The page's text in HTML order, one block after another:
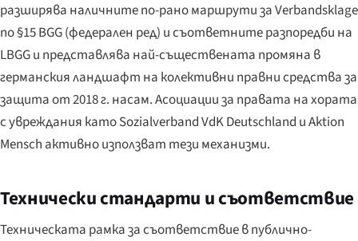
разширява наличните по-рано маршрути заVerbandsklage
по §15 BGG (федерален ред) и съответните разпоредби на
LBGG и представлява най-съществената промяна в
германския ландшафт на колективни правни средства за
защита от 2018 г. насам. Асоциации за правата на хората
с увреждания катоSozialverband VdK Deutschland иAktion
Mensch активно използват тези механизми.
Технически стандарти и съответствие
Техническата рамка за съответствие в публично-